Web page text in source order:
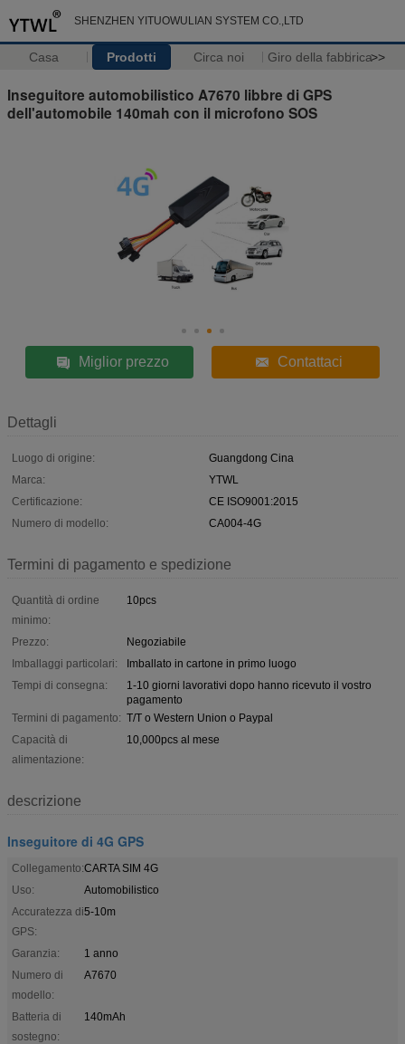
SHENZHEN YITUOWULIAN SYSTEM CO.,LTD
Casa Prodotti Circa noi Giro della fabbrica>>
Inseguitore automobilistico A7670 libbre di GPS
dell'automobile 140mah con il microfono SOS
Miglior prezzo Contattaci
Dettagli
Luogo di origine:
Guangdong Cina
Marca:
YTWL
Certificazione:
CE ISO9001:2015
Numero di modello:
CA004-4G
Termini di pagamento e spedizione
Quantità di ordine
minimo:
10pcs
Prezzo:
Negoziabile
Imballaggi particolari:
Imballato in cartone in primo luogo
Tempi di consegna:
1-10 giorni lavorativi dopo hanno ricevuto il vostro
pagamento
Termini di pagamento: T/T o Western Union o Paypal
Capacità di
alimentazione:
10,000pcs al mese
descrizione
Inseguitore di 4G GPS
Collegamento:CARTA SIM 4G
Uso:
Automobilistico
Accuratezza di
GPS:
5-10m
Garanzia:
1 anno
Numero di
modello:
A7670
Batteria di
sostegno:
140mAh